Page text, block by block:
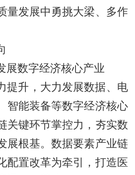
量发展中勇挑大梁、多作
展数字经济核心产业
提升，大力发展数据、电
智能装备等数字经济核心
关键环节掌控力，夯实数
展根基。数据要素产业链
配置改革为牵引，打造医